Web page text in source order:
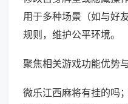
用于多种场景（如与好
规则，维护公平环境。
聚焦相关游戏功能优势与
微乐江西麻将有挂的吗